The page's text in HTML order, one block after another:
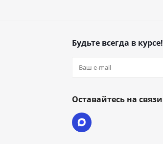
Будьте всегда в курсе!
Оставайтесь на связи